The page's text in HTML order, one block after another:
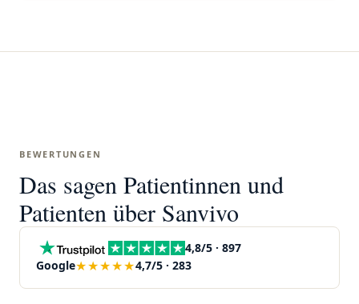
BEWERTUNGEN
Das sagen Patientinnen und
Patienten über Sanvivo
4,8/5 · 897
Google★★★★★4,7/5 · 283